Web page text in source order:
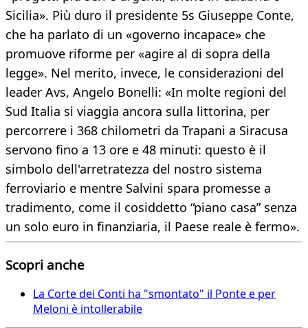
Sicilia». Più duro il presidente 5s Giuseppe Conte,
che ha parlato di un «governo incapace» che
promuove riforme per «agire al di sopra della
legge». Nel merito, invece, le considerazioni del
leader Avs, Angelo Bonelli: «In molte regioni del
Sud Italia si viaggia ancora sulla littorina, per
percorrere i 368 chilometri da Trapani a Siracusa
servono fino a 13 ore e 48 minuti: questo è il
simbolo dell'arretratezza del nostro sistema
ferroviario e mentre Salvini spara promesse a
tradimento, come il cosiddetto “piano casa” senza
un solo euro in finanziaria, il Paese reale è fermo».
Scopri anche
La Corte dei Conti ha "smontato" il Ponte e per
Meloni è intollerabile